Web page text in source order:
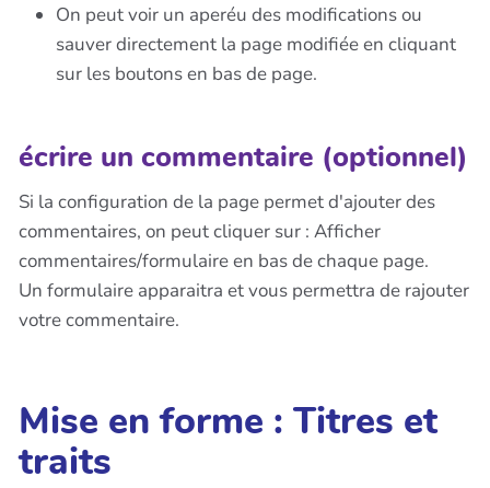
On peut voir un aperéu des modifications ou
sauver directement la page modifiée en cliquant
sur les boutons en bas de page.
écrire un commentaire (optionnel)
Si la configuration de la page permet d'ajouter des
commentaires, on peut cliquer sur : Afficher
commentaires/formulaire en bas de chaque page.
Un formulaire apparaitra et vous permettra de rajouter
votre commentaire.
Mise en forme : Titres et
traits